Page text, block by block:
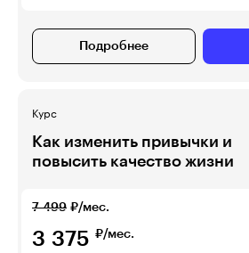
Подробнее
Курс
Как изменить привычки и
повысить качество жизни
7 499 ₽/мес.
3 375 ₽/мес.